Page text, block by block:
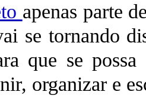
apenas parte
se tornando
que se
organizar e